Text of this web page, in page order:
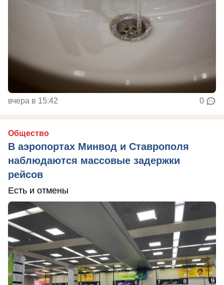
вчера в 15:42 0
Общество
В аэропортах Минвод и Ставрополя
наблюдаются массовые задержки
рейсов
Есть и отмены